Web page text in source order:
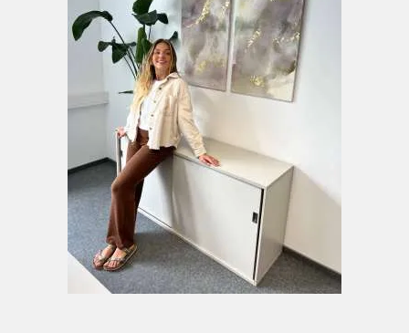
Ausdruck geprägt, was einen tiefen Einblick
in ihre eigene Reise der Selbstentdeckung
und Reflexion ermöglicht.Ihre Arbeiten sind
nicht nur visuell ansprechend, sondern regen
auch dazu an, über Themen wie Identität,
Emotionen und die Verbindung zwischen
Kunst und Therapie nachzudenken.
BACHELOR OF ARTSAlanus Hochschule für
Kunst und Gesellschaft 2017 bis 2020Kunst-
Pädagogik-Therapie mit dem Schwerpunkt
Malerei
GRUPPENAUSSTELLUNG an der Alanus
Hochschule 2018 & 2019